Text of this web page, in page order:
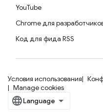
YouTube
Chrome для
Код для фида RSS
Условия использования
Manage cookies